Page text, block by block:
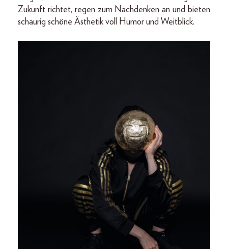
Zukunft richtet, regen zum Nachdenken an und bieten
schaurig schöne Ästhetik voll Humor und Weitblick.